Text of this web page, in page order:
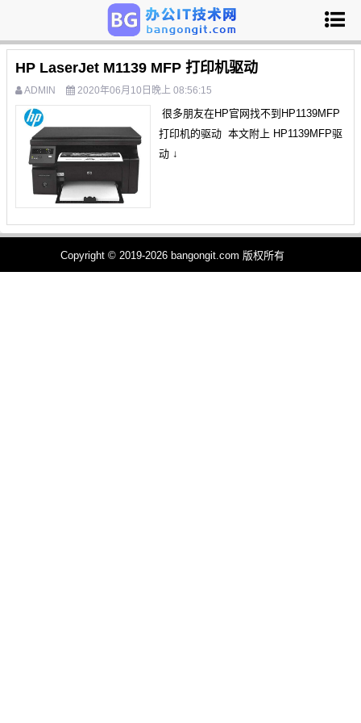
HP LaserJet M1139 MFP 打印机驱动
ADMIN 2020年06月10日晚上 08:56:15
很多朋友在HP官网找不到HP1139MFP
打印机的驱动 本文附上 HP1139MFP驱
动 ↓
Copyright © 2019-2026 bangongit.com 版权所有